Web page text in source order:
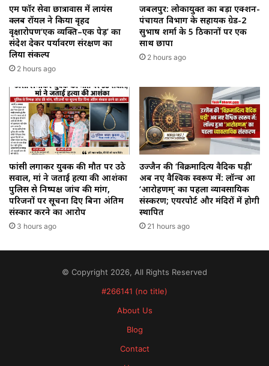
एम फॉर सेवा छात्रावास में लायंस
क्लब रॉयल ने किया वृहद
वृक्षारोपण‘एक व्यक्ति–एक पेड़’ का
संदेश देकर पर्यावरण संरक्षण का
लिया संकल्प
2 hours ago
जबलपुर: लोकायुक्त का बड़ा एक्शन-
पंचायत विभाग के सहायक ग्रेड-2
सुभाष शर्मा के 5 ठिकानों पर एक
साथ छापा
2 hours ago
फांसी लगाकर युवक की मौत पर उठे
सवाल, मां ने जताई हत्या की आशंका
पुलिस से निष्पक्ष जांच की मांग,
परिजनों पर सूचना दिए बिना अंतिम
संस्कार करने का आरोप
3 hours ago
उज्जैन की ‘विक्रमादित्य वैदिक घड़ी’
अब नए वैश्विक स्वरूप में: लॉन्च हुआ
‘आरोहणम्’ का पहला व्यावसायिक
संस्करण; एयरपोर्ट और मंदिरों में होगी
स्थापित
21 hours ago
© Copyright 2026, All Rights Reserved
#266141 (no title)
About Us
Blog
Contact